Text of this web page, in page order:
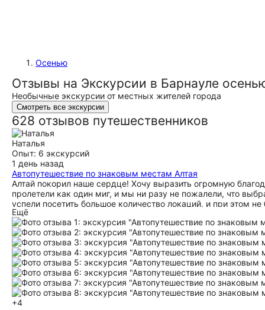
Осенью
Отзывы на Экскурсии в Барнауле
Необычные экскурсии от местных жителей города
Смотреть все экскурсии
628 отзывов путешественников
Наталья
Опыт: 6 экскурсий
1 день назад
Автопутешествие по знаковым местам Алтая
Алтай покорил наше сердце! Хочу выразить огромную
пролетели как один миг, и мы ни разу не пожалели, что
успели посетить большое количество локаций, и при этом
это 2 дня в Чулышманской долине. Спасибо, что включили
как много бы потеряли). Отдельное человеческое спасибо
рассказывает так увлекательно, что заслушиваешься, при
семейную атмосферу в группе. И, конечно, спасибо
бесценно, чувствовалась настоящая забота о каждом
поддерживали друг друга. Тур по сложности средний:
Организация на высшем уровне: логистика продумана до
балансе. Мы были на Алтае впервые, и этот тур стал для
возвращаюсь туда. Однозначно рекомендую «Твой Алтай»
вам снова!
Ещё
+4